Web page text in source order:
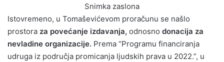
Snimka zaslona
Istovremeno, u Tomaševićevom proračunu se našlo
prostora za povećanje izdavanja, odnosno donacija za
nevladine organizacije. Prema “Programu financiranja
udruga iz područja promicanja ljudskih prava u 2022.”, u